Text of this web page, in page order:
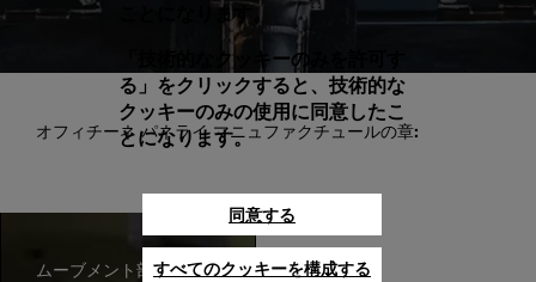
オフィチーネ パネライ マニュファクチュールの章:
ムーブメント部品の製造
ことになります。
「技術的なクッキーのみを許可す
る」をクリックすると、技術的な
クッキーのみの使用に同意したこ
とになります。
同意する
すべてのクッキーを構成する